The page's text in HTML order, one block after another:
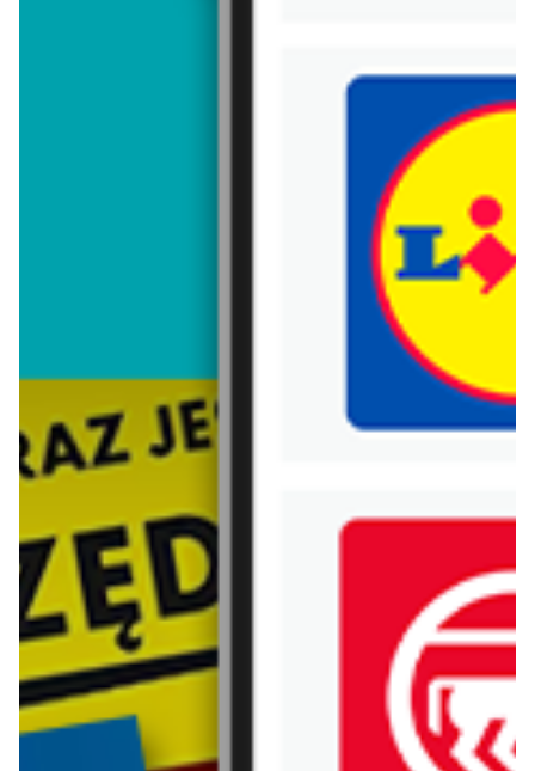
Trafiłeś na nieaktualną gazetkę
Zobacz aktualne gazetki Blix!
już za 2 dni
Kaufland
Mocny Start
Zawartość dla osób
od dziś
Soplica - odkryj smaki lata w Lidlu
WIĘCEJ GAZETEK